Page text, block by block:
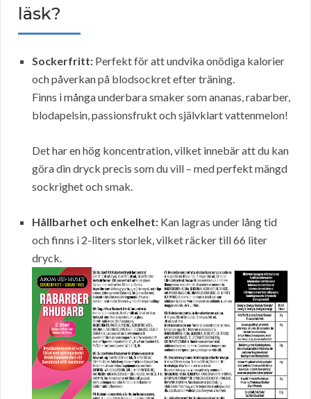
läsk?
Sockerfritt: Perfekt för att undvika onödiga kalorier
och påverkan på blodsockret efter träning.
Finns i många underbara smaker som ananas, rabarber,
blodapelsin, passionsfrukt och självklart vattenmelon!
Det har en hög koncentration, vilket innebär att du kan
göra din dryck precis som du vill – med perfekt mängd
sockrighet och smak.
Hållbarhet och enkelhet: Kan lagras under lång tid
och finns i 2-liters storlek, vilket räcker till 66 liter
dryck.